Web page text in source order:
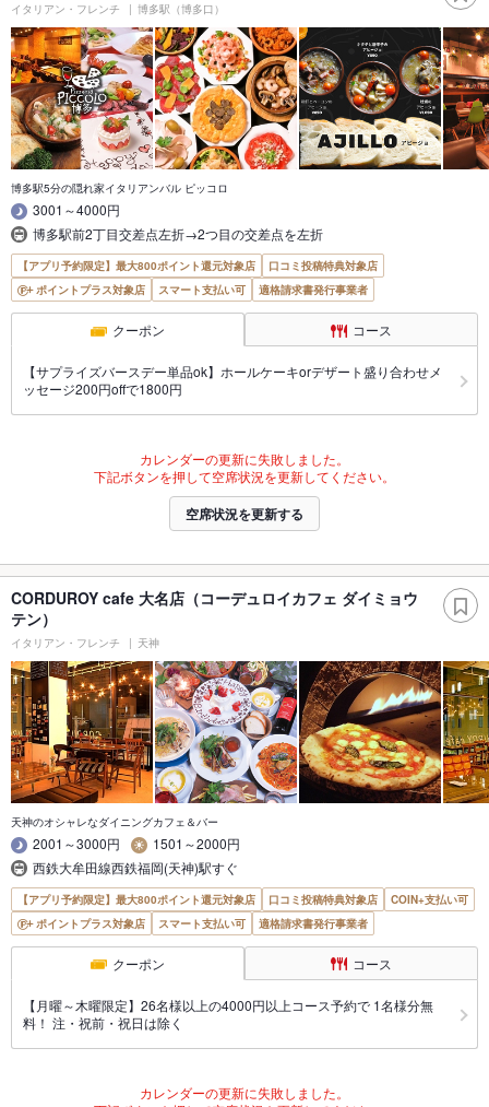
イタリアン・フレンチ 博多駅（博多口）
博多駅5分の隠れ家イタリアンバル ピッコロ
3001～4000円
博多駅前2丁目交差点左折→2つ目の交差点を左折
【アプリ予約限定】最大800ポイント還元対象店
口コミ投稿特典対象店
ポイントプラス対象店
スマート支払い可 適格請求書発行事業者
クーポン コース
【サプライズバースデー単品ok】ホールケーキorデザート盛り合わせメ
ッセージ200円offで1800円
カレンダーの更新に失敗しました。
下記ボタンを押して空席状況を更新してください。
空席状況を更新する
CORDUROY cafe 大名店（コーデュロイカフェ ダイミョウ
テン）
イタリアン・フレンチ 天神
天神のオシャレなダイニングカフェ＆バー
2001～3000円
1501～2000円
西鉄大牟田線西鉄福岡(天神)駅すぐ
【アプリ予約限定】最大800ポイント還元対象店 口コミ投稿特典対象店
COIN+支払い可
ポイントプラス対象店
スマート支払い可 適格請求書発行事業者
クーポン コース
【月曜～木曜限定】26名様以上の4000円以上コース予約で 1名様分無
料！ 注・祝前・祝日は除く
カレンダーの更新に失敗しました。